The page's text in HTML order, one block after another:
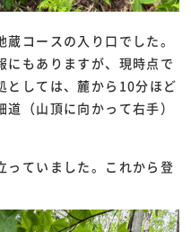
コースの入り口でした。
にもありますが、現時点で
としては、麓から10分ほど
（山頂に向かって右手）
ていました。これから登